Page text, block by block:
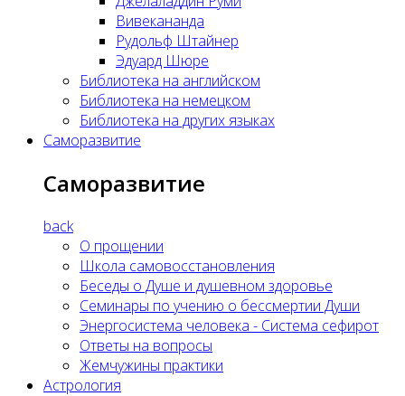
Вивекананда
Рудольф Штайнер
Эдуард Шюре
Библиотека на английском
Библиотека на немецком
Библиотека на других языках
Саморазвитие
Саморазвитие
back
О прощении
Школа самовосстановления
Беседы о Душе и душевном здоровье
Семинары по учению о бессмертии Души
Энергосистема человека - Система сефирот
Ответы на вопросы
Жемчужины практики
Астрология